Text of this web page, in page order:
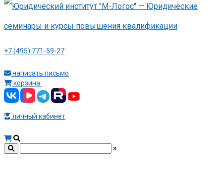
+7 (495) 771-59-27
написать письмо
корзина
личный кабинет
×